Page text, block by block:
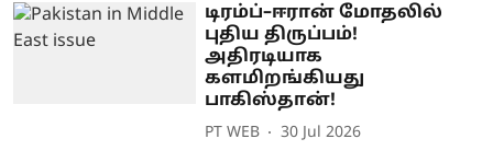
டிரம்ப்–ஈரான் மோதலில்
புதிய திருப்பம்!
அதிரடியாக
களமிறங்கியது
பாகிஸ்தான்!
PT WEB 30 Jul 2026